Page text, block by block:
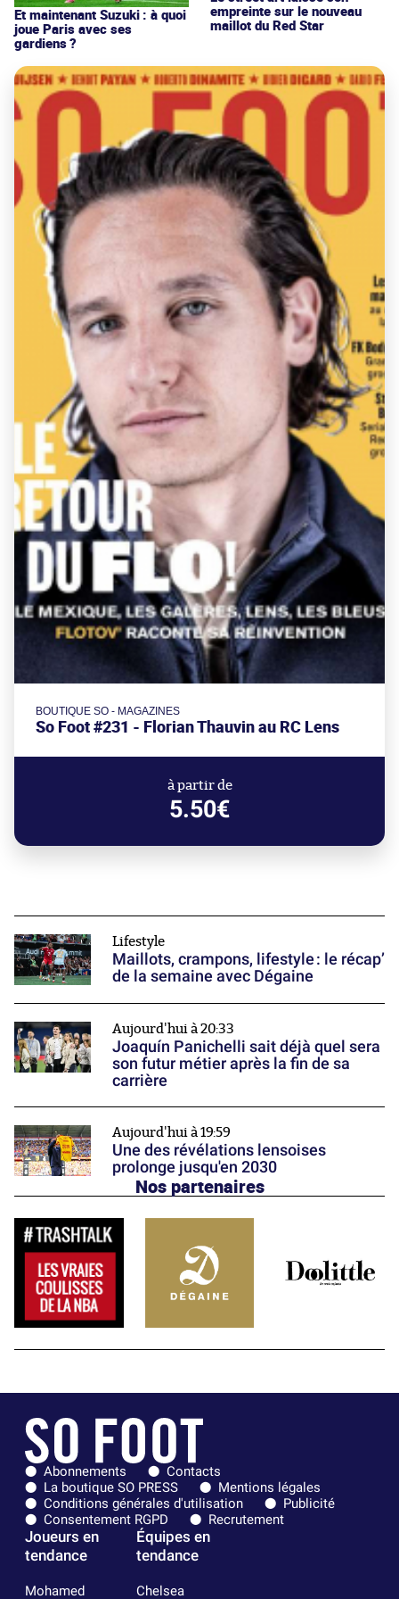
Et maintenant Suzuki : à quoi
joue Paris avec ses
gardiens ?
empreinte sur le nouveau
maillot du Red Star
BOUTIQUE SO - MAGAZINES
So Foot #231 - Florian Thauvin au RC Lens
à partir de
5.50€
Lifestyle
Maillots, crampons, lifestyle : le récap’
de la semaine avec Dégaine
Aujourd'hui à 20:33
Joaquín Panichelli sait déjà quel sera
son futur métier après la fin de sa
carrière
Aujourd'hui à 19:59
Une des révélations lensoises
prolonge jusqu'en 2030
Nos partenaires
Abonnements
Contacts
La boutique SO PRESS
Mentions légales
Conditions générales d'utilisation
Publicité
Consentement RGPD
Recrutement
Joueurs en
tendance
Mohamed
Équipes en
tendance
Chelsea